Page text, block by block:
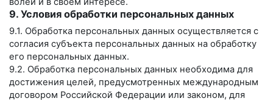
9. Условия обработки персональных данных
9.1. Обработка персональных данных осуществляется с
согласия субъекта персональных данных на обработку
его персональных данных.
9.2. Обработка персональных данных необходима для
достижения целей, предусмотренных международным
договором Российской Федерации или законом, для